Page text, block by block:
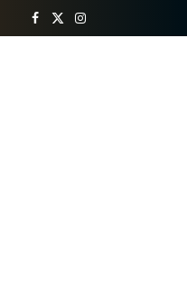
Facebook
X
Instagram